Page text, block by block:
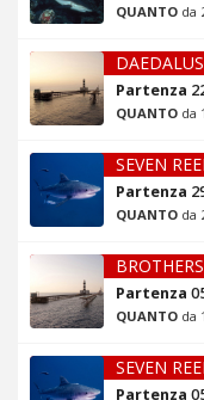
QUANTO da
Partenza
QUANTO da
SEVEN
Partenza
QUANTO da
Partenza
QUANTO da
SEVEN
Partenza